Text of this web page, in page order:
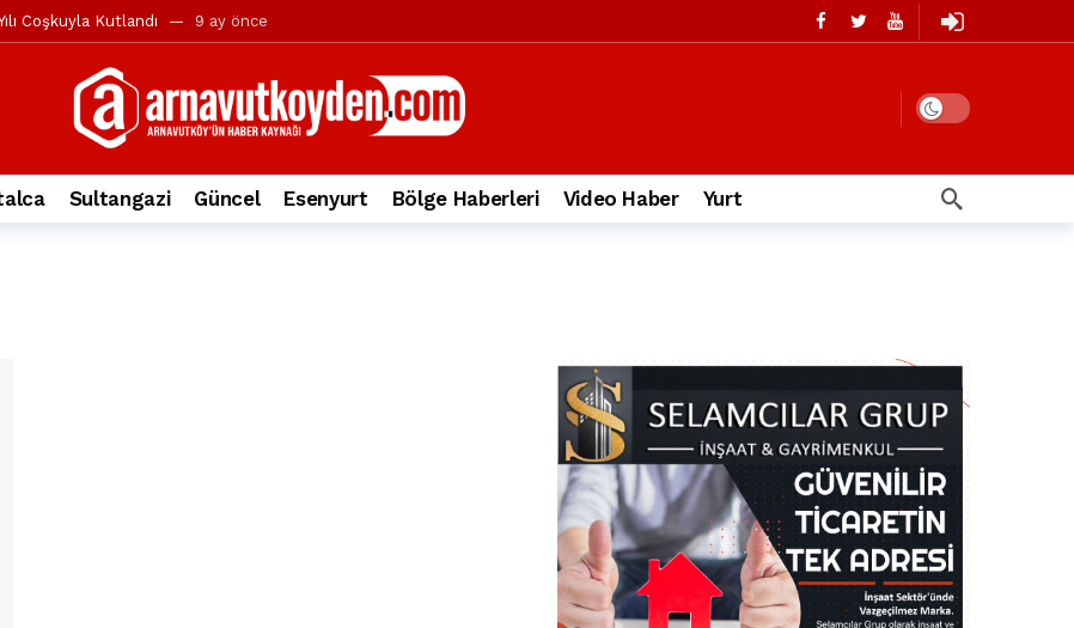
Coşkuyla Kutlandı 9 ay önce
ve Mustafa Candaroğlu’na yönelik suçlamalar 10 ay önce
344.868’e ulaştı 2 yıl önce
otomobil alev alev yandı. 2 yıl önce
protesto gösterisi düzenledi 2 yıl önce
Bayramı kutlamaları coşkuyla gerçekleşti
üzerine devrildi
taksideki yolcu öldü
Sultangazi Güncel Esenyurt Bölge Haberleri Video Haber Yurt